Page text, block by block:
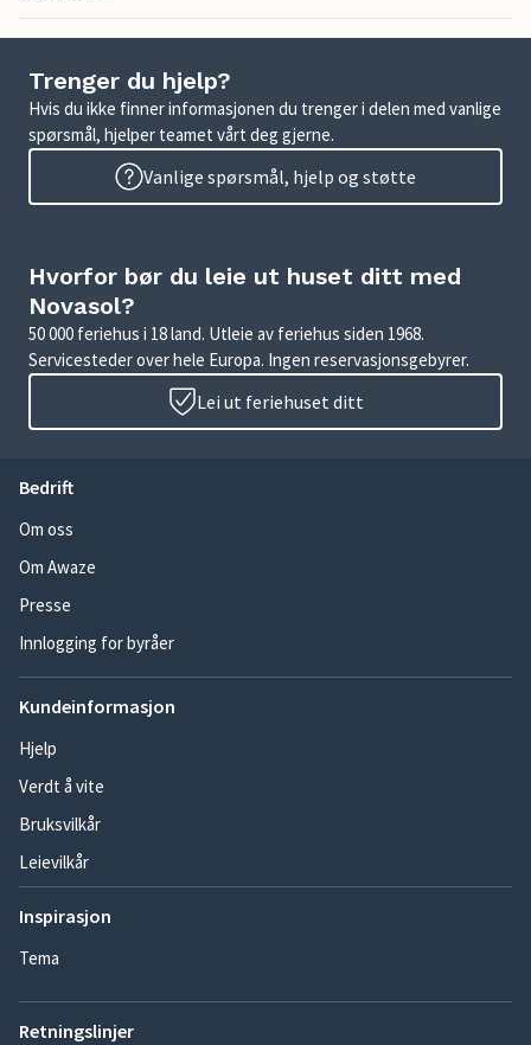
Trenger du hjelp?
Hvis du ikke finner informasjonen du trenger i delen med vanlige
spørsmål, hjelper teamet vårt deg gjerne.
Vanlige spørsmål, hjelp og støtte
Hvorfor bør du leie ut huset ditt med
Novasol?
50 000 feriehus i 18 land. Utleie av feriehus siden 1968.
Servicesteder over hele Europa. Ingen reservasjonsgebyrer.
Lei ut feriehuset ditt
Bedrift
Om oss
Om Awaze
Presse
Innlogging for byråer
Kundeinformasjon
Hjelp
Verdt å vite
Bruksvilkår
Leievilkår
Inspirasjon
Tema
Retningslinjer